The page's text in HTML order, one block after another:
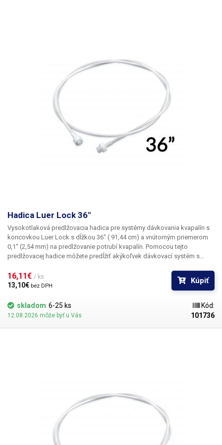
Hadica Luer Lock 36"
Vysokotlaková predlžovacia hadica pre systémy dávkovania kvapalín s
koncovkou Luer Lock s dĺžkou 36" ( 91,44 cm) a vnútorným priemerom
0,1" (2,54 mm) na predlžovanie potrubí kvapalín. Pomocou tejto
predlžovacej hadice môžete predĺžiť akýkoľvek dávkovací systém s
statické miešačky, ktoré sú pripojené k veľkým dávkovacím kazetám.
Kazetu možno odklopiť, aby obsluha mohla manipulovať len s
hadice sa dajú spojiť,takže prívodné potrubie sa dá predĺžiť na presne
požadovanú dĺžku. Hadice sú priemyselnej kvality, takže neobsahujú
16,11€ / ks
13,10€ bez DPH
Kúpiť
skladom 6-25 ks
12.08.2026 môže byť u Vás
Kód:
101736